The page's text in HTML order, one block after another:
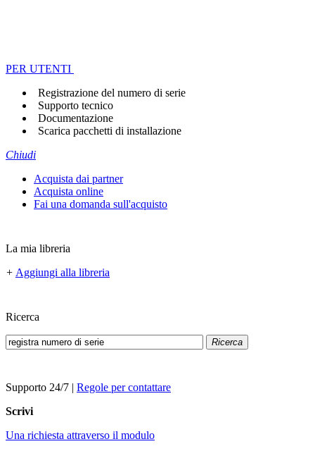
PER UTENTI
Registrazione del numero di serie
Supporto tecnico
Documentazione
Scarica pacchetti di installazione
Chiudi
Acquista dai partner
Acquista online
Fai una domanda sull'acquisto
La mia libreria
+ Aggiungi alla libreria
Ricerca
Ricerca
Supporto 24/7 | Regole per contattare
Scrivi
Una richiesta attraverso il modulo